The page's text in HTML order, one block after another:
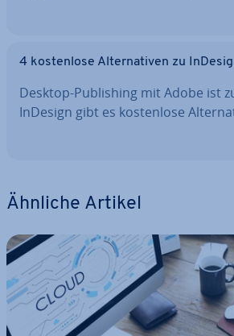
4 kos­ten­lo­se Al­ter­na­ti­ven zu
Desktop-Pu­bli­shing mit Adobe ist
InDesign gibt es kos­ten­lo­se
Ähnliche Artikel